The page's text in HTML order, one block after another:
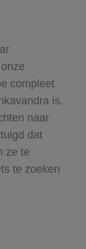
compleet
is.
naar
dat
ze te
te zoeken